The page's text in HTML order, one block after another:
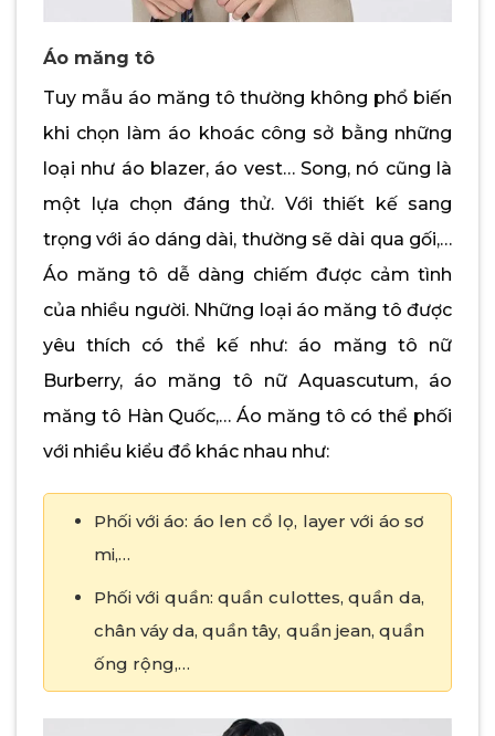
Áo măng tô
Tuy mẫu áo măng tô thường không phổ biến
khi chọn làm áo khoác công sở bằng những
loại như áo blazer, áo vest… Song, nó cũng là
một lựa chọn đáng thử. Với thiết kế sang
trọng với áo dáng dài, thường sẽ dài qua gối,…
Áo măng tô dễ dàng chiếm được cảm tình
của nhiều người. Những loại áo măng tô được
yêu thích có thể kế như: áo măng tô nữ
Burberry, áo măng tô nữ Aquascutum, áo
măng tô Hàn Quốc,… Áo măng tô có thể phối
với nhiều kiểu đồ khác nhau như:
Phối với áo: áo len cổ lọ, layer với áo sơ
mi,…
Phối với quần: quần culottes, quần da,
chân váy da, quần tây, quần jean, quần
ống rộng,…